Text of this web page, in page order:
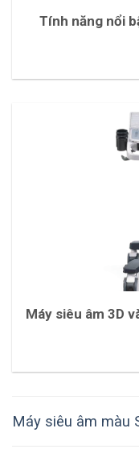
Tính năng nổi
Máy siêu âm 3D
Máy siêu âm màu